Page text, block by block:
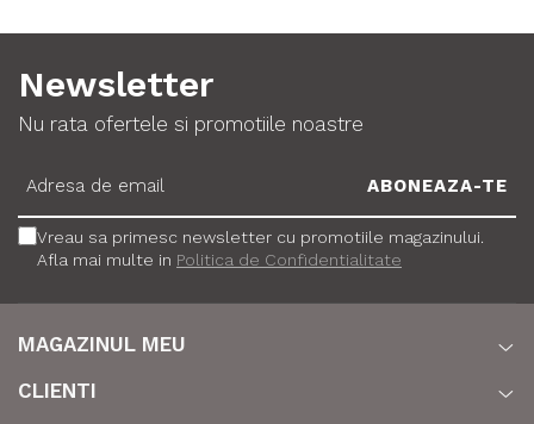
Newsletter
Nu rata ofertele si promotiile noastre
Vreau sa primesc newsletter cu promotiile magazinului.
Afla mai multe in Politica de Confidentialitate
MAGAZINUL MEU
CLIENTI